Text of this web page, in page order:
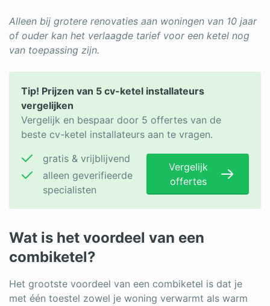
Alleen bij grotere renovaties aan woningen van 10 jaar
of ouder kan het verlaagde tarief voor een ketel nog
van toepassing zijn.
Tip! Prijzen van 5 cv-ketel installateurs
vergelijken
Vergelijk en bespaar door 5 offertes van de
beste cv-ketel installateurs aan te vragen.
gratis & vrijblijvend
alleen geverifieerde
specialisten
Vergelijk
offertes
Wat is het voordeel van een
combiketel?
Het grootste voordeel van een combiketel is dat je
met één toestel zowel je woning verwarmt als warm